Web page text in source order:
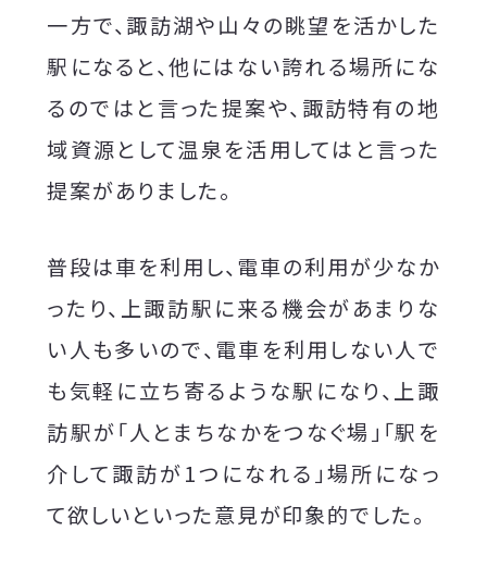
一方で、諏訪湖や山々の眺望を活かした
駅になると、他にはない誇れる場所にな
るのではと言った提案や、諏訪特有の地
域資源として温泉を活用してはと言った
提案がありました。
普段は車を利用し、電車の利用が少なか
ったり、上諏訪駅に来る機会があまりな
い人も多いので、電車を利用しない人で
も気軽に立ち寄るような駅になり、上諏
訪駅が「人とまちなかをつなぐ場」「駅を
介して諏訪が1つになれる」場所になっ
て欲しいといった意見が印象的でした。